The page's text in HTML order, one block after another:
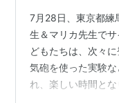
7月28日、東京都練
生＆マリカ先生で
どもたちは、次々
気砲を使った実験
れ、楽しい時間と